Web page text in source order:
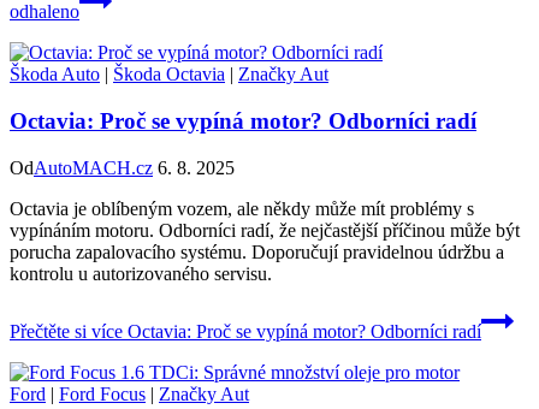
odhaleno
Škoda Auto | Škoda Octavia | Značky Aut
Octavia: Proč se vypíná motor? Odborníci radí
OdAutoMACH.cz 6. 8. 2025
Octavia je oblíbeným vozem, ale někdy může mít problémy s
vypínáním motoru. Odborníci radí, že nejčastější příčinou může být
porucha zapalovacího systému. Doporučují pravidelnou údržbu a
kontrolu u autorizovaného servisu.
Přečtěte si více Octavia: Proč se vypíná motor? Odborníci radí
Ford | Ford Focus | Značky Aut